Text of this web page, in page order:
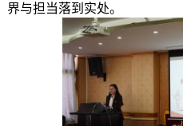
界与担当落到实处。